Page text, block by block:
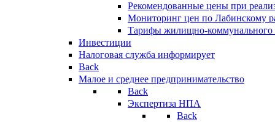
Рекомендованные цены при
Мониторинг цен по Лабинскому
Тарифы жилищно-коммунального
Инвестиции
Налоговая служба информирует
Back
Малое и среднее предпринимательство
Back
Экспертиза НПА
Back